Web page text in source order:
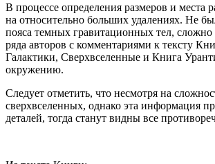
В процессе определения размеров и
на относительно больших удалениях. Не
пояса темных гравитационных тел,
ряда авторов с комментариями к тексту
Галактики, Сверхвселенные и Книга
окружению.
Следует отметить, что несмотря на
сверхвселенных, однако эта информация
деталей, тогда станут видны все